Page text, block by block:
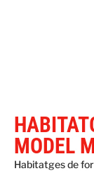
MODEL
Habitatges de